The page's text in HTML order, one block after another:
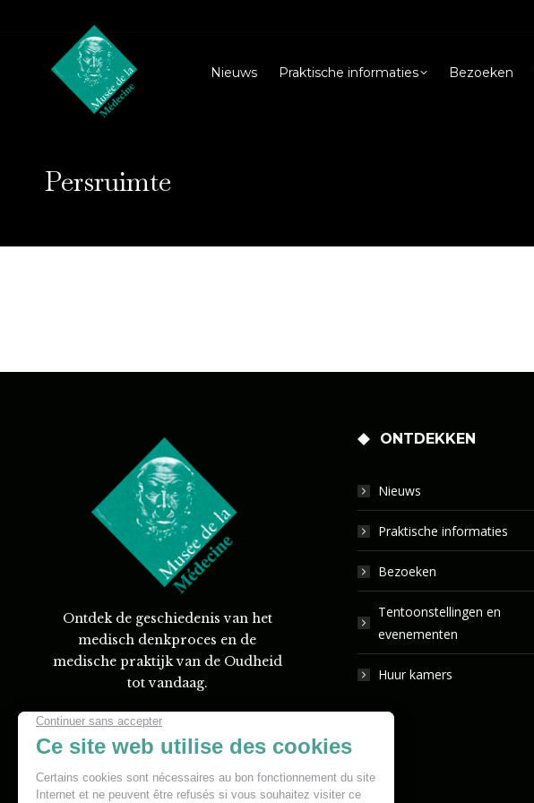
Nieuws Praktische informaties Bezoeken
Persruimte
Ontdek de geschiedenis van het
medisch denkproces en de
medische praktijk van de Oudheid
tot vandaag.
ONTDEKKEN
Nieuws
Praktische informaties
Bezoeken
Tentoonstellingen en
evenementen
Huur kamers